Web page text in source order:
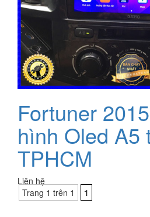
Fortuner
hình Oled A5
TPHCM
Liên hệ
Trang 1 trên 1
1